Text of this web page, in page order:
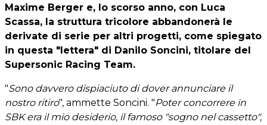
Maxime Berger e, lo scorso anno, con Luca
Scassa, la struttura tricolore abbandonerà le
derivate di serie per altri progetti, come spiegato
in questa "lettera" di Danilo Soncini, titolare del
Supersonic Racing Team.
"Sono davvero dispiaciuto di dover annunciare il
nostro ritiro", ammette Soncini. "Poter concorrere in
SBK era il mio desiderio, il famoso "sogno nel cassetto",